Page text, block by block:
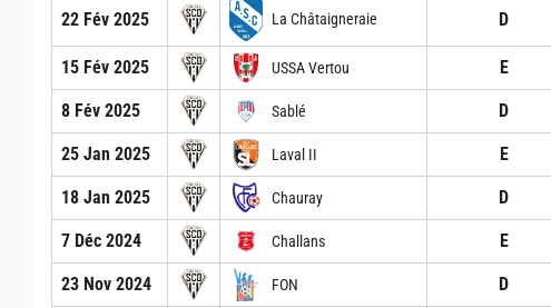
22 Fév 2025 La Châtaigneraie D
15 Fév 2025 USSA Vertou E
8 Fév 2025 Sablé D
25 Jan 2025 Laval II E
18 Jan 2025 Chauray D
7 Déc 2024 Challans E
23 Nov 2024 FON D